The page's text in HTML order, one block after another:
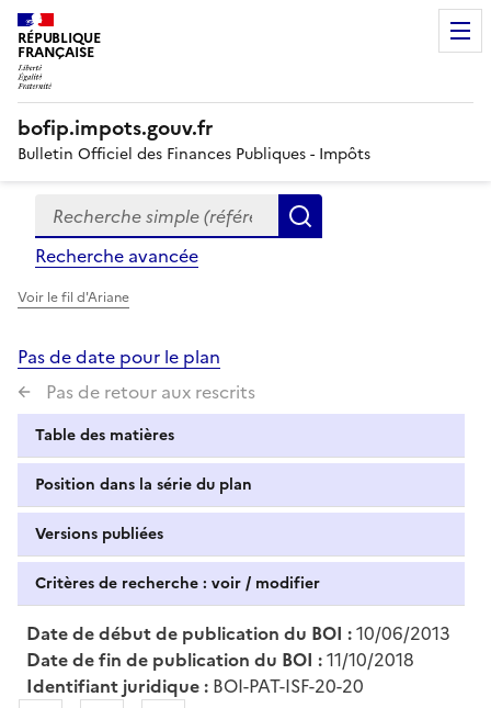
RÉPUBLIQUE
FRANÇAISE
bofip.impots.gouv.fr
Bulletin Officiel des Finances Publiques - Impôts
Formulaire
de
recherche
Recherche simple (références, mots clés, partie du
Recherche avancée
Voir le fil d'Ariane
Pas de date pour le plan
Pas de retour aux rescrits
Table des matières
Position dans la série du plan
Versions publiées
Critères de recherche : voir / modifier
Date de début de publication du BOI :10/06/2013
Date de fin de publication du BOI :11/10/2018
Identifiant juridique : BOI-PAT-ISF-20-20